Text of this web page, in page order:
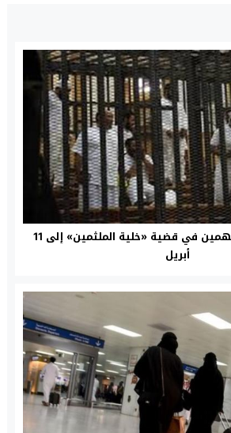
تأجيل محاكمة المتهمين في قضية «خلية الملثمين» إلى 11
أبريل